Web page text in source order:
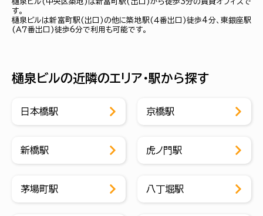
す。
樋泉ビルは新富町駅(出口)の他に築地駅(４番出口)徒歩4分、東銀座駅
(Ａ７番出口)徒歩6分で利用も可能です。
樋泉ビルの近隣のエリア・駅から探す
日本橋駅 京橋駅
新橋駅 虎ノ門駅
茅場町駅 八丁堀駅